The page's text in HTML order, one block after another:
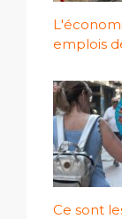
emplois
Ce sont